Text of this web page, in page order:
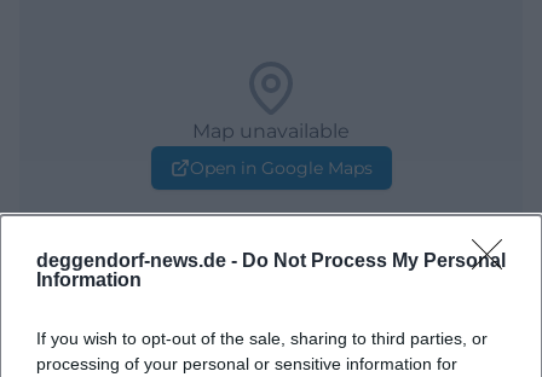
deggendorf-news.de - Do Not Process My Personal
Information
If you wish to opt-out of the sale, sharing to third parties, or
processing of your personal or sensitive information for
Map unavailable
Open in Google Maps